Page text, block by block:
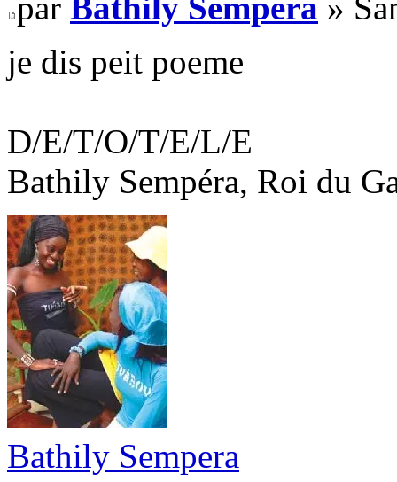
je dis peit poeme
D/E/T/O/T/E/L/E
Bathily Sempéra, Roi du
Bathily Sempera